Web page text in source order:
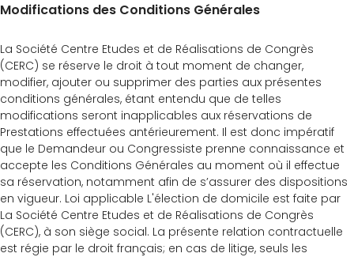
Modifications des Conditions Générales
La Société Centre Etudes et de Réalisations de Congrès
(CERC) se réserve le droit à tout moment de changer,
modifier, ajouter ou supprimer des parties aux présentes
conditions générales, étant entendu que de telles
modifications seront inapplicables aux réservations de
Prestations effectuées antérieurement. Il est donc impératif
que le Demandeur ou Congressiste prenne connaissance et
accepte les Conditions Générales au moment où il effectue
sa réservation, notamment afin de s’assurer des dispositions
en vigueur. Loi applicable L'élection de domicile est faite par
La Société Centre Etudes et de Réalisations de Congrès
(CERC), à son siège social. La présente relation contractuelle
est régie par le droit français; en cas de litige, seuls les